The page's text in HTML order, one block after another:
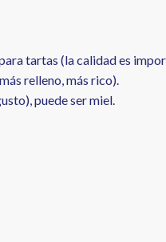
tartas (la calidad es
relleno, más rico).
puede ser miel.